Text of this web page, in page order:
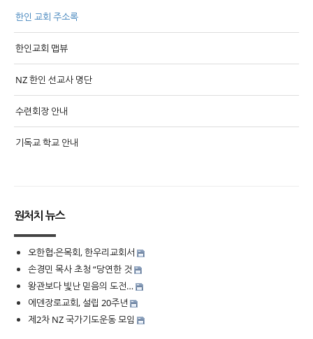
한인 교회 주소록
한인교회 맵뷰
NZ 한인 선교사 명단
수련회장 안내
기독교 학교 안내
원처치 뉴스
오한협·은목회, 한우리교회서
손경민 목사 초청 “당연한 것
왕관보다 빛난 믿음의 도전…
에덴장로교회, 설립 20주년
제2차 NZ 국가기도운동 모임